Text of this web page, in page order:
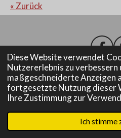
Diese Website verwendet
Nutzererlebnis zu verbessern
maßgeschneiderte Anzeigen
fortgesetzte Nutzung dieser
Ihre Zustimmung zur
Ich stimme
« Zurück
a
c
e
b
o
o
k
©
2025 Freiwillige Feuerwehr Altenmarkt